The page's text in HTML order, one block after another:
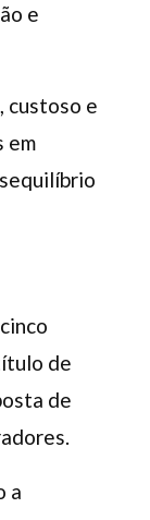
e
custoso e
em
de
de
a